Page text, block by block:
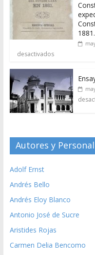
1881.
desactivados
Autores y
Adolf Ernst
Andrés Bello
Andrés Eloy Blanco
Antonio José de Sucre
Aristides Rojas
Carmen Delia Bencomo